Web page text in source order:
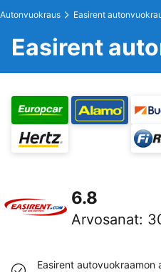
Autonvuokraus Easirent
Easirent
6.8
Arvosanat:
Easirent autovuokraamon